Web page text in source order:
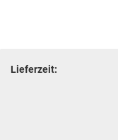
Lieferzeit: